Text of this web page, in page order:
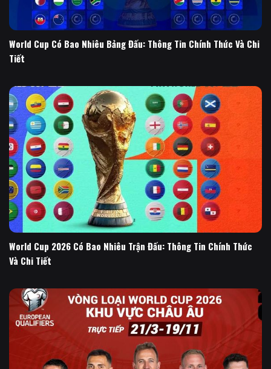
World Cup Có Bao Nhiêu Bảng Đấu: Thông Tin Chính Thức Và Chi
Tiết
World Cup 2026 Có Bao Nhiêu Trận Đấu: Thông Tin Chính Thức
Và Chi Tiết